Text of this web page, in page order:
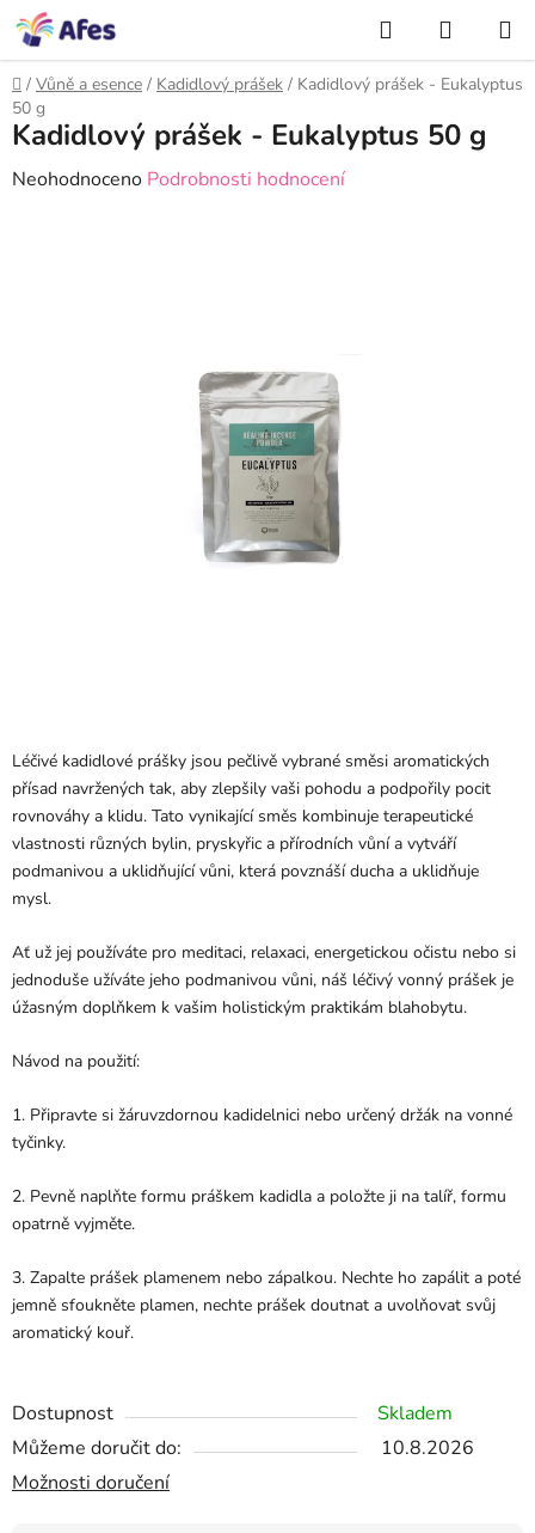
Přejít
na
obsah
KOŠÍK
Domů
/ Vůně a esence / Kadidlový prášek / Kadidlový prášek - Eukalyptus
50 g
Léčivé kadidlové prášky jsou pečlivě vybrané směsi aromatických
přísad navržených tak, aby zlepšily vaši pohodu a podpořily pocit
rovnováhy a klidu. Tato vynikající směs kombinuje terapeutické
vlastnosti různých bylin, pryskyřic a přírodních vůní a vytváří
podmanivou a uklidňující vůni, která povznáší ducha a uklidňuje
mysl.
Ať už jej používáte pro meditaci, relaxaci, energetickou očistu nebo si
jednoduše užíváte jeho podmanivou vůni, náš léčivý vonný prášek je
úžasným doplňkem k vašim holistickým praktikám blahobytu.
Návod na použití:
1. Připravte si žáruvzdornou kadidelnici nebo určený držák na vonné
tyčinky.
2. Pevně naplňte formu práškem kadidla a položte ji na talíř, formu
opatrně vyjměte.
3. Zapalte prášek plamenem nebo zápalkou. Nechte ho zapálit a poté
jemně sfoukněte plamen, nechte prášek doutnat a uvolňovat svůj
aromatický kouř.
Dostupnost
Skladem
Můžeme doručit do:
10.8.2026
Možnosti doručení
Kadidlový prášek - Eukalyptus 50 g
Průměrné
Neohodnoceno Podrobnosti hodnocení